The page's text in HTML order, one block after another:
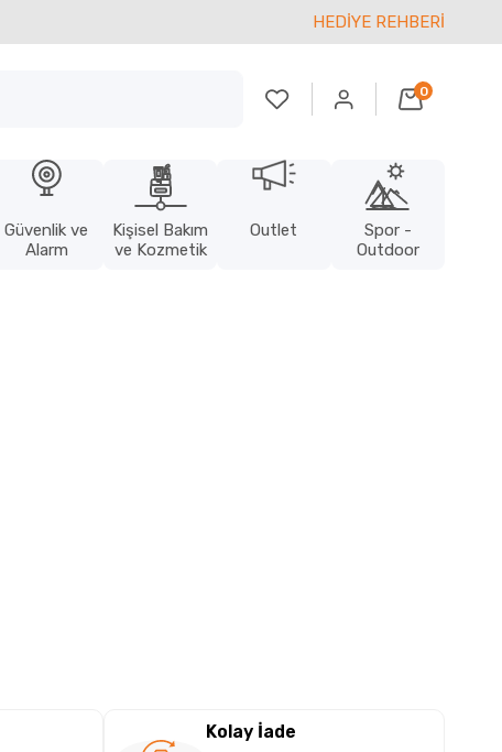
HEDİYE REHBERİ
0
Güvenlik ve
Alarm
Kişisel Bakım
ve Kozmetik
Outlet
Spor -
Outdoor
Kolay İade